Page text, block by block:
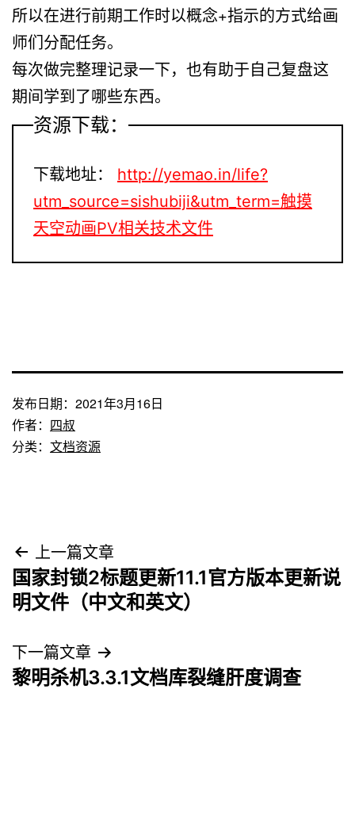
所以在进行前期工作时以概念+指示的方式给画
师们分配任务。
每次做完整理记录一下，也有助于自己复盘这
期间学到了哪些东西。
资源下载：
下载地址：
http://yemao.in/life?
utm_source=sishubiji&utm_term=触摸
天空动画PV相关技术文件
发布日期： 2021年3月16日
作者： 四叔
分类： 文档资源
文
章
航
上一篇文章
国家封锁2标题更新11.1官方版本更新说
明文件（中文和英文）
下一篇文章
黎明杀机3.3.1文档库裂缝肝度调查